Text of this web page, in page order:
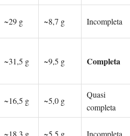
~29 g ~8,7 g Incompleta
~31,5 g ~9,5 g Completa
~16,5 g ~5,0 g
Quasi
completa
~18,3 g ~5,5 g Incompleta